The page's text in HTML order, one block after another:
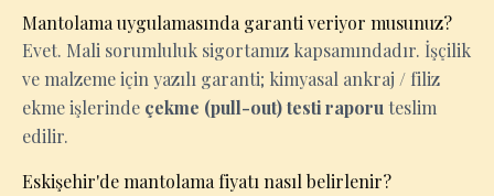
Mantolama uygulamasında garanti veriyor musunuz?
Evet. Mali sorumluluk sigortamız kapsamındadır. İşçilik
ve malzeme için yazılı garanti; kimyasal ankraj / filiz
ekme işlerinde çekme (pull-out) testi raporu teslim
edilir.
Eskişehir'de mantolama fiyatı nasıl belirlenir?